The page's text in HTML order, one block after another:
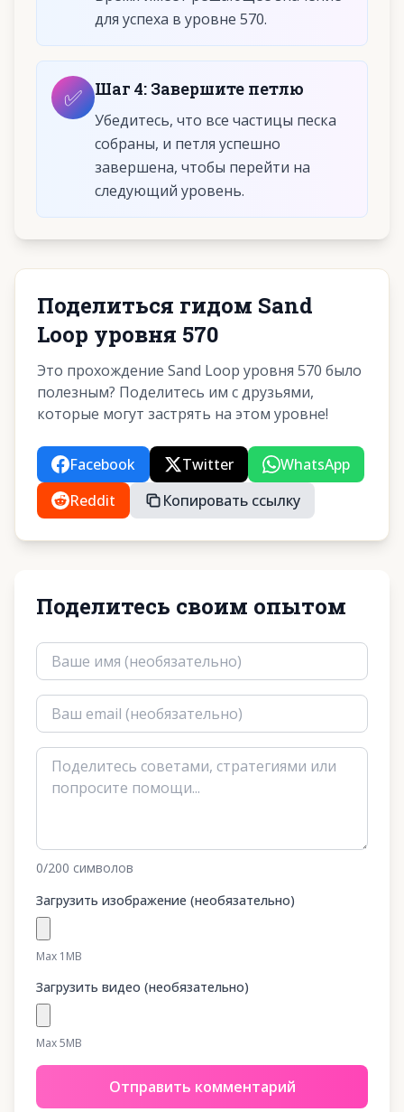
для успеха в уровне 570.
✅ Шаг 4: Завершите петлю
Убедитесь, что все частицы песка
собраны, и петля успешно
завершена, чтобы перейти на
следующий уровень.
Поделиться гидом Sand
Loop уровня 570
Это прохождение Sand Loop уровня 570 было
полезным? Поделитесь им с друзьями,
которые могут застрять на этом уровне!
Facebook Twitter
WhatsApp
Reddit
Копировать ссылку
Поделитесь своим опытом
0/200 символов
Загрузить изображение (необязательно)
Max 1MB
Загрузить видео (необязательно)
Max 5MB
Отправить комментарий